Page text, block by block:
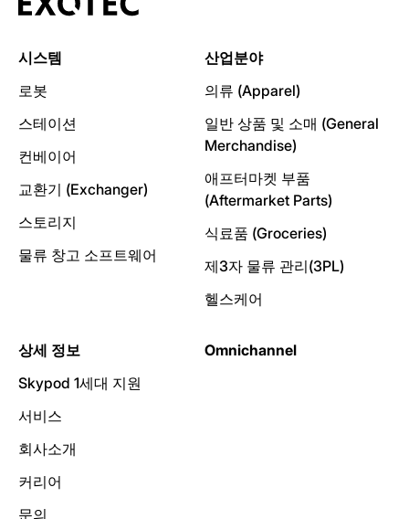
시스템
로봇
스테이션
컨베이어
교환기 (Exchanger)
스토리지
물류 창고 소프트웨어
산업분야
의류 (Apparel)
일반 상품 및 소매 (General
Merchandise)
애프터마켓 부품
(Aftermarket Parts)
식료품 (Groceries)
제3자 물류 관리(3PL)
헬스케어
상세 정보
Skypod 1세대 지원
서비스
회사소개
커리어
문의
Omnichannel